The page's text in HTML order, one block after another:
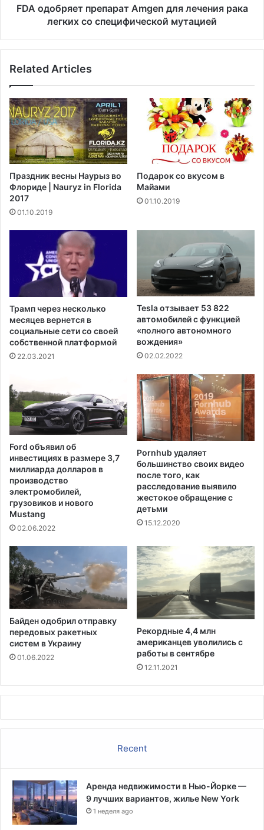
и
ы
е
т
з
а
п
р
е
т
н
а
и
в
а
н
м
а
с
о
,
п
к
а
г
у
е
р
н
а
т
р
н
х
д
р
е
д
е
п
а
т
A
m
g
n
д
я
л
я
р
а
к
а
г
к
и
х
с
п
е
ц
и
ф
ч
е
с
к
о
м
т
и
FDA одобряет препарат Amgen для лечения рака
легких со специфической мутацией
Related Articles
Праздник весны Наурыз во
Флориде | Nauryz in Florida
2017
01.10.2019
Подарок со вкусом в
Майами
01.10.2019
Трамп через несколько
месяцев вернется в
социальные сети со своей
собственной платформой
22.03.2021
Tesla отзывает 53 822
автомобилей с функцией
«полного автономного
вождения»
02.02.2022
Ford объявил об
инвестициях в размере 3,7
миллиарда долларов в
производство
электромобилей,
грузовиков и нового
Mustang
02.06.2022
Pornhub удаляет
большинство своих видео
после того, как
расследование выявило
жестокое обращение с
детьми
15.12.2020
Байден одобрил отправку
передовых ракетных
систем в Украину
01.06.2022
Рекордные 4,4 млн
американцев уволились с
работы в сентябре
12.11.2021
Recent
Аренда недвижимости в Нью-Йорке —
9 лучших вариантов, жилье New York
1 неделя ago